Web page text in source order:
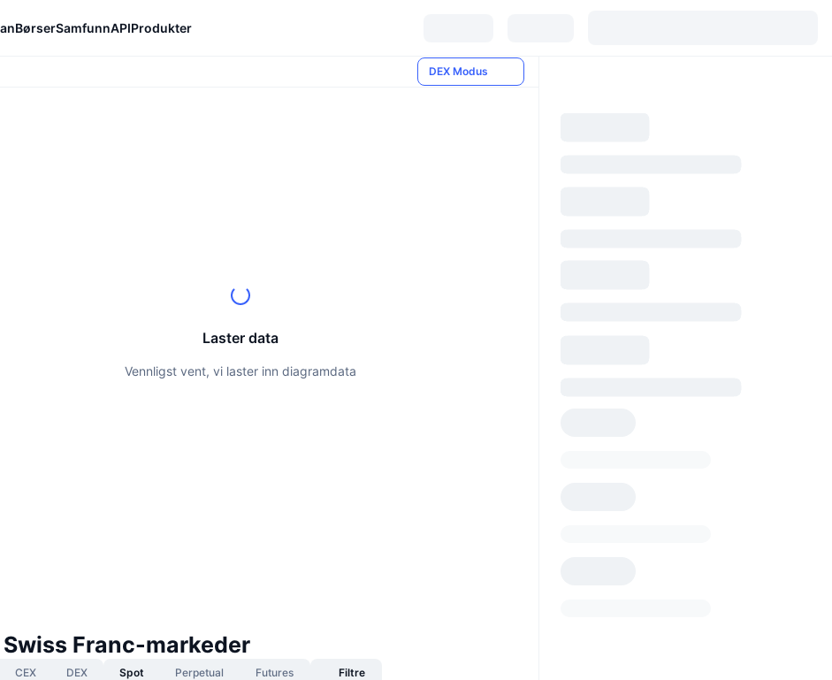
BørserSamfunnAPIProdukter
DEX Modus
Laster data
Vennligst vent, vi laster inn diagramdata
Swiss Franc-markeder
CEX DEX Spot Perpetual Futures Filtre